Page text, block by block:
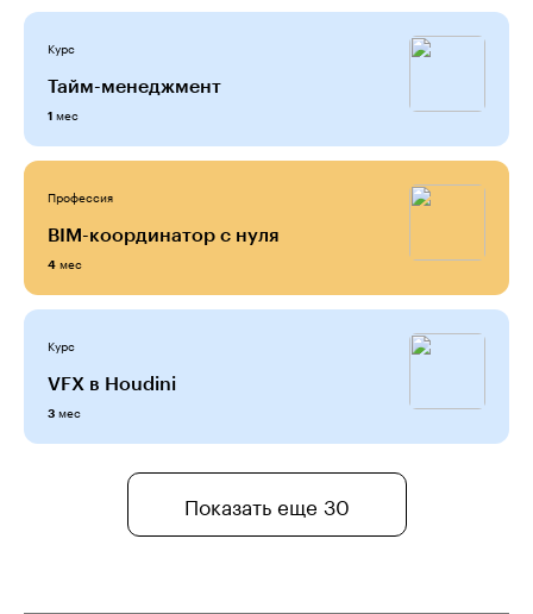
Курс
Тайм-менеджмент
1 мес
Профессия
BIM-координатор с нуля
4 мес
Курс
VFX в Houdini
3 мес
Показать еще 30